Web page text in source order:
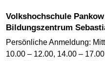
Volkshochschule Pankow im Kultur- und
Bildungszentrum
Persönliche Anmeldung:
10.00 – 12.00, 14.00 –